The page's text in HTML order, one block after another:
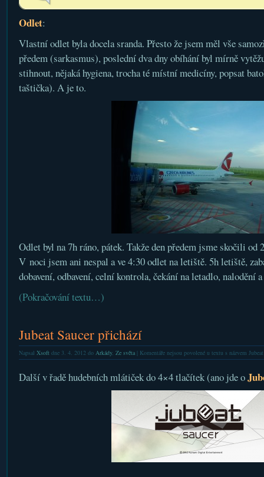
Odlet:
Vlastní odlet byla docela sranda. Přesto že jsem měl vše
předem (sarkasmus), poslední dva dny obíhání byl mírně
stihnout, nějaká hygiena, trocha té místní medicíny, popsat
taštička). A je to.
Odlet byl na 7h ráno, pátek. Takže den předem jsme skočili od
V noci jsem ani nespal a ve 4:30 odlet na letiště. 5h letiště,
dobavení, odbavení, celní kontrola, čekání na letadlo, nalodění
(Pokračování textu…)
Jubeat Saucer přichází
Napsal Xsoftdne 3. 4. 2012 do Arkády, Ze světa| Komentáře nejsou povolenéu textu s názvem
Další v řadě hudebních mlátiček do 4×4 tlačítek (ano jde o